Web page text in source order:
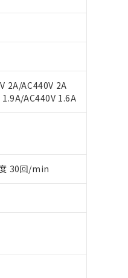
2A/AC440V 2A
AC440V 1.6A
30回/min
および標準価格(税抜)を提供
となる商品もあることをご了
はお客様担当のオムロン制御
者に漏洩または開示しないよ
だくには、I-Webメンバーズ
トについて、当社および当社
に必要な範囲で利用すること
ブチルベンジル（BBP） 1000ppm以
を確認しています。
あります。
て非含有を証明するもので
応完了までの期間は出荷製
ることを示します。
を示します。
法に定める商品（以下｢規制
器またはその他武器並びにこ
よび3の内容を当該第三者に
引先、またはお客様担当のオ
い機種